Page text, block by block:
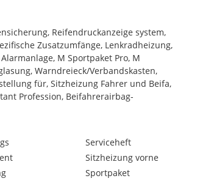
Reifendruckanzeige system,
Zusatzumfänge, Lenkradheizung,
M Sportpaket Pro, M
Warndreieck/Verbandskasten,
für, Sitzheizung Fahrer und Beifa,
Profession, Beifahrerairbag-
DAB-Tuner, HiFi
Ölwartungsintervall 24 Monat, COC
Fussgängerschutz, Dekodierung
Deutsche/BA/Serviceheft.
Serviceheft
Sitzheizung vorne
Sportpaket